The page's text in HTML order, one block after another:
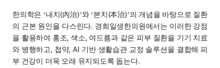
한의학은 ‘내치(內治)’와 ‘본치(本治)’의 개념을 바탕으로 질환
의 근본 원인을 다스린다. 경희일생한의원에서는 이러한 강점
을 활용하여 홍조, 색소, 여드름과 같은 피부 질환을 기기 치료
와 병행하고, 첩약, AI 기반 생활습관 교정 솔루션을 결합해 피
부 건강이 더욱 오래 유지되도록 돕는다.